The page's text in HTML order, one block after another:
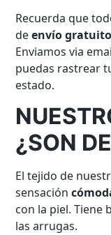
Recuerda que
deenvío gratuito
Enviamos via
puedas rastrear
estado.
¿SON
El tejido de
sensación
con la piel. Tiene
las arrugas.